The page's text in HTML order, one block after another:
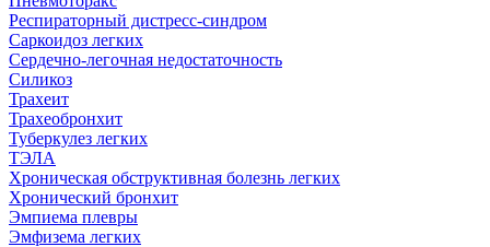
Респираторный дистресс-синдром
Саркоидоз легких
Сердечно-легочная недостаточность
Силикоз
Трахеит
Трахеобронхит
Туберкулез легких
ТЭЛА
Хроническая обструктивная болезнь легких
Хронический бронхит
Эмпиема плевры
Эмфизема легких